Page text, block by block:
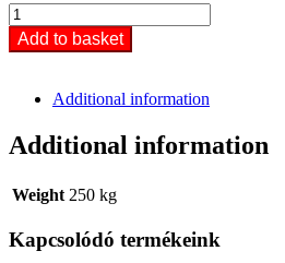
Super
Finish
3500
quantity
Add to basket
Additional information
Additional information
Weight 250 kg
Kapcsolódó termékeink